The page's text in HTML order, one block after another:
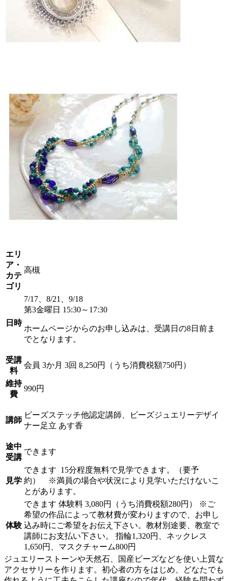
エリ
ア・
カテ
ゴリ
高槻
日時
7/17、8/21、9/18
第3金曜日 15:30～17:30
ホームページからのお申し込みは、受講日の8日前ま
でとなります。
受講
料
会員 3か月 3回 8,250円（うち消費税額750円）
維持
費
990円
講師
ビーズステッチ他認定講師、ビーズジュエリーデザイ
ナー足立 あす香
途中
受講
できます
見学
できます 15分程度無料で見学できます。（要予
約） ※満員の場合や状況により見学いただけないこ
とがあります。
体験
できます 体験料 3,080円（うち消費税額280円）
※ご
希望の作品によって教材費が変わりますので、お申し
込み時にご希望をお伝え下さい。教材別途要、教室で
講師にお支払い下さい。 指輪1,320円、ネックレス
1,650円、マスクチャーム800円
ジュエリーストーンや天然石、国産ビーズなどを使い上質な
アクセサリーを作ります。初心者の方をはじめ、どなたでも